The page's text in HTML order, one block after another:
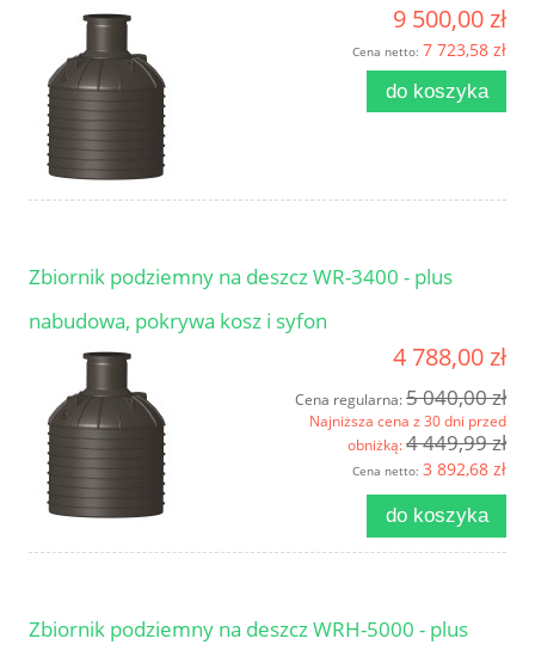
9 500,00 zł
Cena netto: 7 723,58 zł
do koszyka
Zbiornik podziemny na deszcz WR-3400 - plus
nabudowa, pokrywa kosz i syfon
4 788,00 zł
Cena regularna:5 040,00 zł
Najniższa cena z 30 dni przed
obniżką:4 449,99 zł
Cena netto: 3 892,68 zł
do koszyka
Zbiornik podziemny na deszcz WRH-5000 - plus